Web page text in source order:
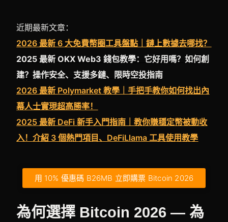
近期最新文章：
2026 最新 6 大免費幣圈工具盤點｜鏈上數據去哪找？
2025 最新 OKX Web3 錢包教學：它好用嗎？如何創
建？操作安全、支援多鏈、限時空投指南
2026 最新 Polymarket 教學｜手把手教你如何找出內
幕人士實現超高勝率！
2025 最新 DeFi 新手入門指南｜教你賺穩定幣被動收
入！介紹 3 個熱門項目、DeFiLlama 工具使用教學
用 10% 優惠碼 B26MB 立即購票 Bitcoin 2026
為何選擇 Bitcoin 2026 — 為